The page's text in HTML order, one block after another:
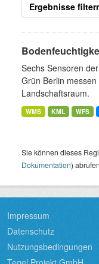
Ergebnisse
Sechs Sensoren
Grün Berlin
Landschaftsraum.
WMS KML WFS
Sie können dieses
Dokumentation)
Impressum
Datenschutz
Nutzungsbedingungen